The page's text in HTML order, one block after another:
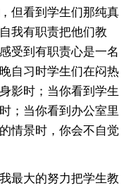
但看到学生们那纯真
我有职责把他们教
受到有职责心是一名
自习时学生们在闷热
影时；当你看到学生
；当你看到办公室里
情景时，你会不自觉
最大的努力把学生教